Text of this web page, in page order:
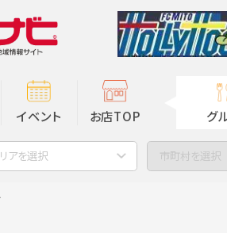
イベント お店TOP グ
アを選択 市町村を選択